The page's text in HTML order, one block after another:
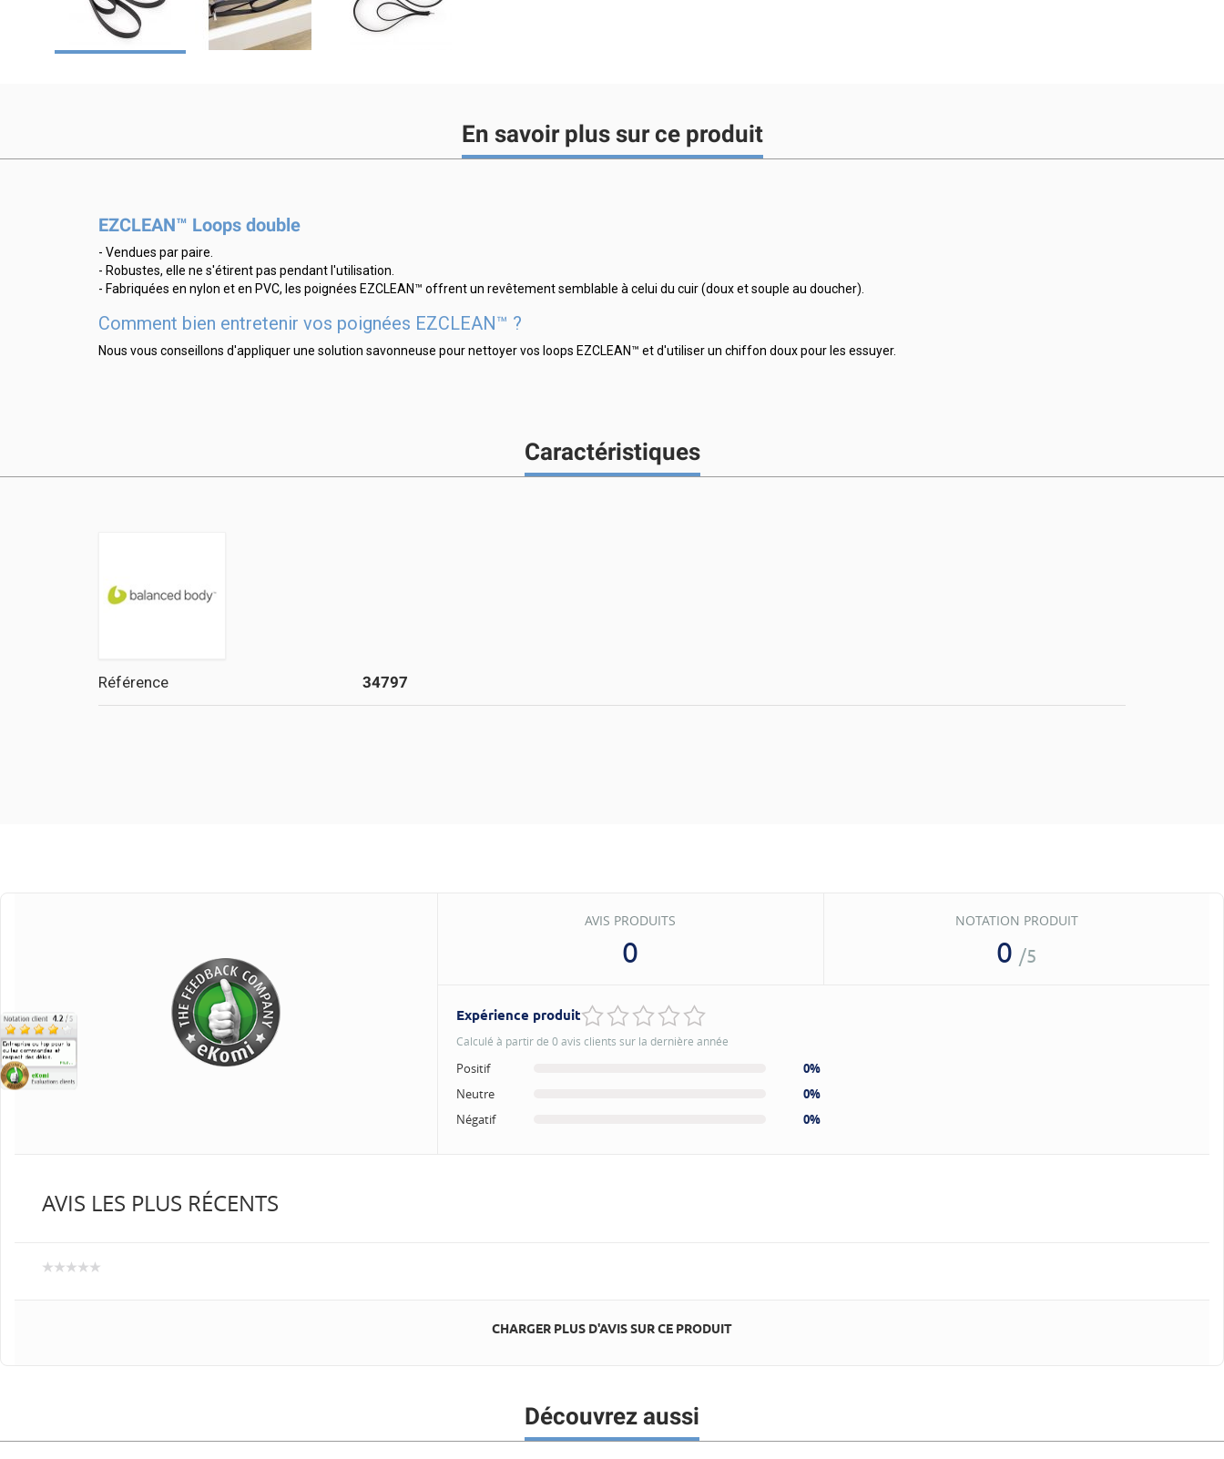
En savoir plus sur ce produit
EZCLEAN™ Loops double
- Vendues par paire.
- Robustes, elle ne s'étirent pas pendant l'utilisation.
- Fabriquées en nylon et en PVC, les poignées EZCLEAN™ offrent un revêtement semblable à celui du cuir (doux et souple au doucher).
Comment bien entretenir vos poignées EZCLEAN™ ?
Nous vous conseillons d'appliquer une solution savonneuse pour nettoyer vos loops EZCLEAN™ et d'utiliser un chiffon doux pour les essuyer.
Caractéristiques
Référence 34797
AVIS PRODUITS
0
NOTATION PRODUIT
0 /5
Expérience produit
Calculé à partir de 0 avis clients sur la dernière année
Positif
0%
Neutre
0%
Négatif
0%
AVIS LES PLUS RÉCENTS
CHARGER PLUS D'AVIS SUR CE PRODUIT
Découvrez aussi